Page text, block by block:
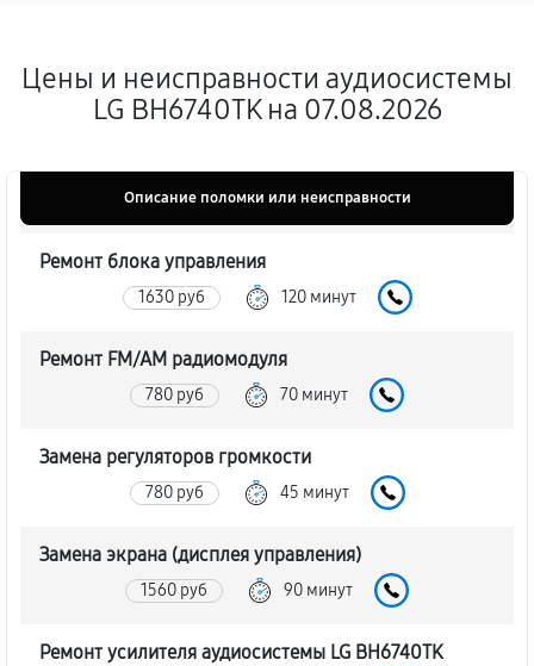
Цены и неисправности аудиосистемы
LG BH6740TK на 07.08.2026
Описание поломки или неисправности
Ремонт блока управления
1630 руб 120 минут
Ремонт FM/AM радиомодуля
780 руб 70 минут
Замена регуляторов громкости
780 руб 45 минут
Замена экрана (дисплея управления)
1560 руб 90 минут
Ремонт усилителя аудиосистемы LG BH6740TK